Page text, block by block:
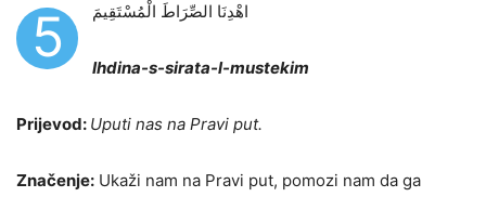
5 اهْدِنَا الصِّرَاطَ الْمُسْتَقِيمَ
Ihdina-s-sirata-l-mustekim
Prijevod: Uputi nas na Pravi put.
Značenje: Ukaži nam na Pravi put, pomozi nam da ga